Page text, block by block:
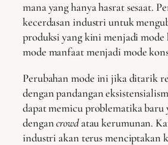
mana yang hanya hasrat sesaat.
kecerdasan industri untuk
produksi yang kini menjadi mode
mode manfaat menjadi mode
Perubahan mode ini jika ditarik
dengan pandangan
dapat memicu problematika baru
dengancrowdatau kerumunan.
industri akan terus menciptakan